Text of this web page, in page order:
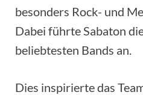
besonders Rock- und
Dabei führte Sabaton
beliebtesten Bands an.
Dies inspirierte das